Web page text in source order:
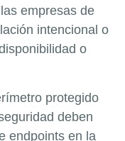
empresas de
intencional o
o
protegido
deben
endpoints en la